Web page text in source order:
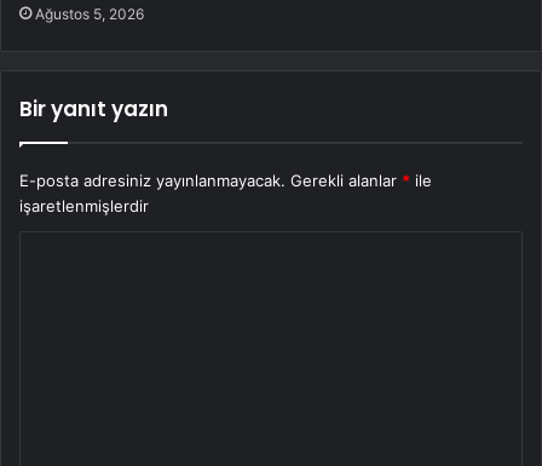
Ağustos 5, 2026
Bir yanıt yazın
E-posta adresiniz yayınlanmayacak. Gerekli alanlar * ile
işaretlenmişlerdir